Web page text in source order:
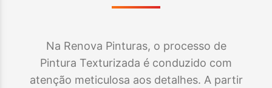
Na Renova Pinturas, o processo de
Pintura Texturizada é conduzido com
atenção meticulosa aos detalhes. A partir